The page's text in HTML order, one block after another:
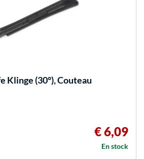
Klinge (30°), Couteau
€ 6,09
En stock